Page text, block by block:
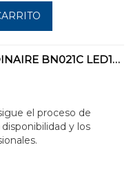
LUMINARIA LEDINAIRE BN021C LED10S/830 L600
el proceso de
y los